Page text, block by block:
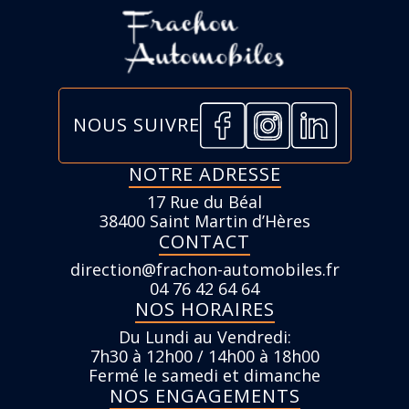
NOUS SUIVRE
NOTRE ADRESSE
17 Rue du Béal
38400 Saint Martin d’Hères
CONTACT
direction@frachon-automobiles.fr
04 76 42 64 64
NOS HORAIRES
Du Lundi au Vendredi:
7h30 à 12h00 / 14h00 à 18h00
Fermé le samedi et dimanche
NOS ENGAGEMENTS